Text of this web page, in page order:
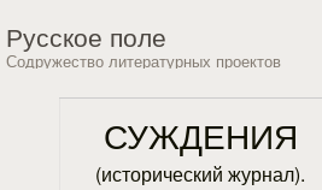
Русское поле
Содружество литературных проектов
СУЖДЕНИЯ
(исторический журнал).